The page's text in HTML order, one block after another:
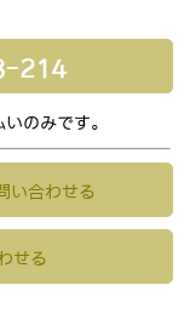
214
のみです。
い合わせる
せる